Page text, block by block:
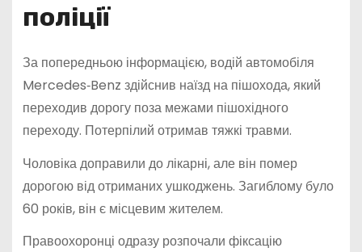
поліції
За попередньою інформацією, водій автомобіля
Mercedes‑Benz здійснив наїзд на пішохода, який
переходив дорогу поза межами пішохідного
переходу. Потерпілий отримав тяжкі травми.
Чоловіка доправили до лікарні, але він помер
дорогою від отриманих ушкоджень. Загиблому було
60 років, він є місцевим жителем.
Правоохоронці одразу розпочали фіксацію